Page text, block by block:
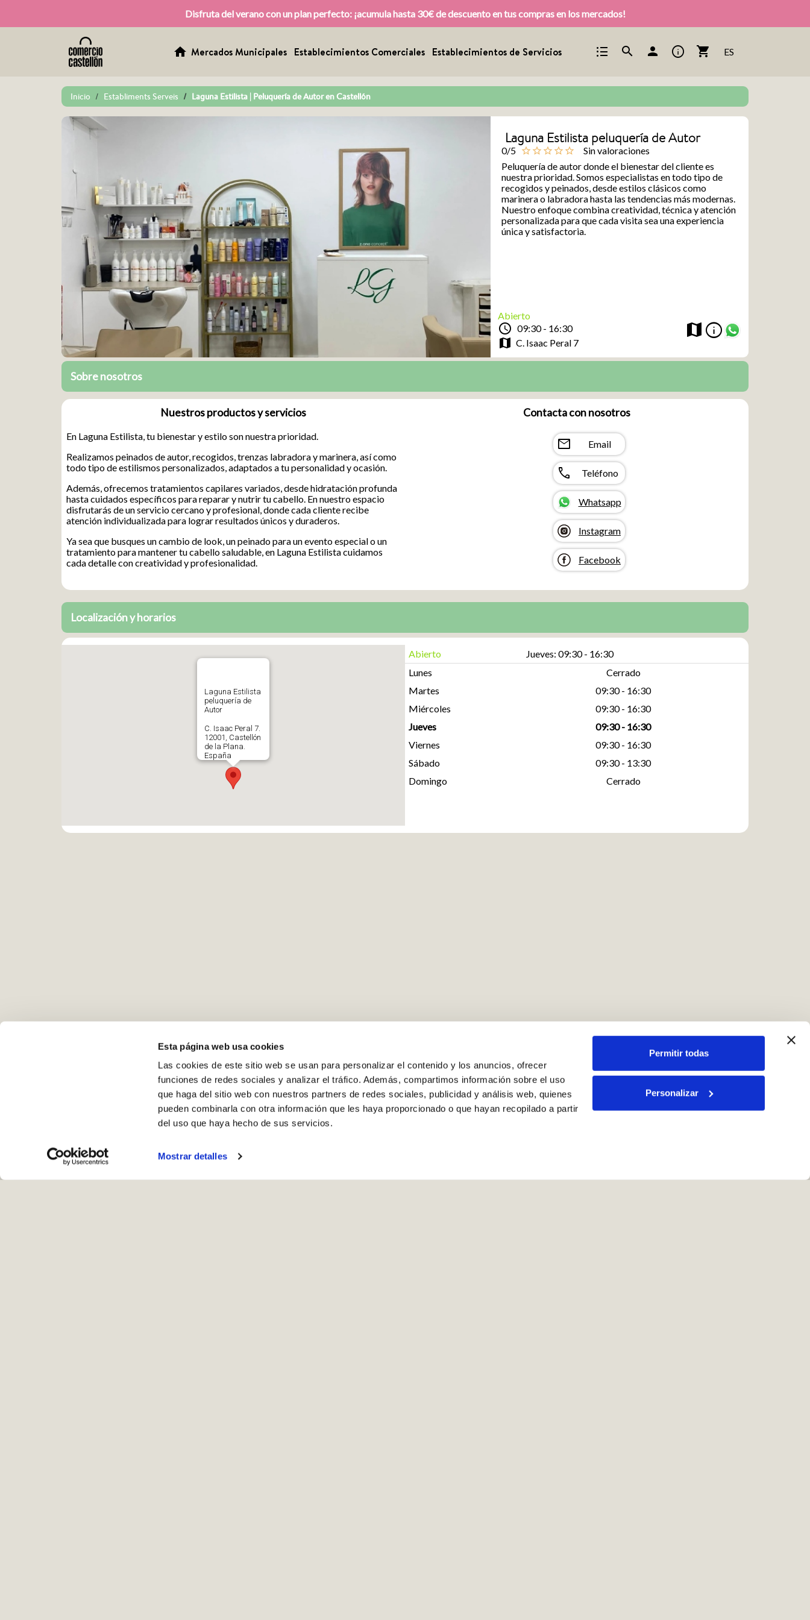
Esta página web usa cookies
Las cookies de este sitio web se usan para personalizar el contenido y los anuncios, ofrecer
funciones de redes sociales y analizar el tráfico. Además, compartimos información sobre el uso
que haga del sitio web con nuestros partners de redes sociales, publicidad y análisis web, quienes
pueden combinarla con otra información que les haya proporcionado o que hayan recopilado a partir
del uso que haya hecho de sus servicios.
Mostrar detalles
Permitir todas
Personalizar
Disfruta del verano con un plan perfecto: ¡acumula hasta 30€ de descuento en tus compras en los mercados!
home Mercados Municipales Establecimientos Comerciales Establecimientos de Servicios format_list_bulleted search person info shopping_cart ES
Inicio Establiments Serveis Laguna Estilista | Peluquería de Autor en Castellón
Laguna Estilista peluquería de Autor
0/5 star_outline star_outline star_outline star_outline star_outline
Sin valoraciones
Peluquería de autor donde el bienestar del cliente es
nuestra prioridad. Somos especialistas en todo tipo de
recogidos y peinados, desde estilos clásicos como
marinera o labradora hasta las tendencias más modernas.
Nuestro enfoque combina creatividad, técnica y atención
personalizada para que cada visita sea una experiencia
única y satisfactoria.
Abierto
schedule 09:30 - 16:30
map C. Isaac Peral 7
map info
Sobre nosotros
Nuestros productos y servicios
En Laguna Estilista, tu bienestar y estilo son nuestra prioridad.
Realizamos peinados de autor, recogidos, trenzas labradora y marinera, así como
todo tipo de estilismos personalizados, adaptados a tu personalidad y ocasión.
Además, ofrecemos tratamientos capilares variados, desde hidratación profunda
hasta cuidados específicos para reparar y nutrir tu cabello. En nuestro espacio
disfrutarás de un servicio cercano y profesional, donde cada cliente recibe
atención individualizada para lograr resultados únicos y duraderos.
Ya sea que busques un cambio de look, un peinado para un evento especial o un
tratamiento para mantener tu cabello saludable, en Laguna Estilista cuidamos
cada detalle con creatividad y profesionalidad.
Contacta con nosotros
mail Email
call Teléfono
Whatsapp
Instagram
Facebook
Localización y horarios
Laguna Estilista
peluquería de
Autor
C. Isaac Peral 7.
12001, Castellón
de la Plana.
España
642527594
Abierto
Jueves: 09:30 - 16:30
Lunes
Cerrado
Martes
09:30 - 16:30
Miércoles
09:30 - 16:30
Jueves
09:30 - 16:30
Viernes
09:30 - 16:30
Sábado
09:30 - 13:30
Domingo
Cerrado